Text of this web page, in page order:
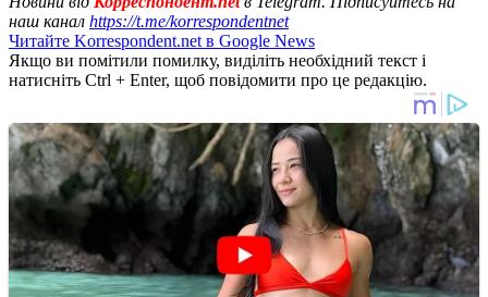
наш канал https://t.me/korrespondentnet
Читайте Korrespondent.net в Google News
Якщо ви помітили помилку, виділіть необхідний текст і
натисніть Ctrl + Enter, щоб повідомити про це редакцію.